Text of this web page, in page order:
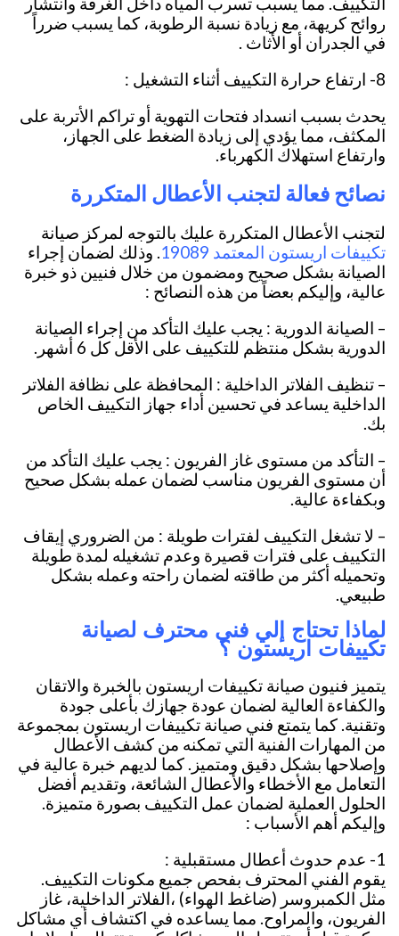
روائح كريهة، مع زيادة نسبة الرطوبة، كما يسبب ضرراً
في الجدران أو الأثاث .
8- ارتفاع حرارة التكييف أثناء التشغيل :
يحدث بسبب انسداد فتحات التهوية أو تراكم الأتربة على
المكثف، مما يؤدي إلى زيادة الضغط على الجهاز،
وارتفاع استهلاك الكهرباء.
نصائح فعالة لتجنب الأعطال المتكررة
لتجنب الأعطال المتكررة عليك بالتوجه لمركز صيانة
تكييفات اريستون المعتمد 19089
. وذلك لضمان إجراء
الصيانة بشكل صحيح ومضمون من خلال فنيين ذو خبرة
عالية، وإليكم بعضاً من هذه النصائح :
– الصيانة الدورية : يجب عليك التأكد من إجراء الصيانة
الدورية بشكل منتظم للتكييف على الأقل كل 6 أشهر.
– تنظيف الفلاتر الداخلية : المحافظة على نظافة الفلاتر
الداخلية يساعد في تحسين أداء جهاز التكييف الخاص
بك.
– التأكد من مستوى غاز الفريون : يجب عليك التأكد من
أن مستوى الفريون مناسب لضمان عمله بشكل صحيح
وبكفاءة عالية.
– لا تشغل التكييف لفترات طويلة : من الضروري إيقاف
التكييف على فترات قصيرة وعدم تشغيله لمدة طويلة
وتحميله أكثر من طاقته لضمان راحته وعمله بشكل
طبيعي.
لماذا تحتاج إلي فني محترف لصيانة
تكييفات اريستون ؟
يتميز فنيون صيانة تكييفات اريستون بالخبرة والاتقان
والكفاءة العالية لضمان عودة جهازك بأعلى جودة
وتقنية. كما يتمتع فني صيانة تكييفات اريستون بمجموعة
من المهارات الفنية التي تمكنه من كشف الأعطال
وإصلاحها بشكل دقيق ومتميز. كما لديهم خبرة عالية في
التعامل مع الأخطاء والأعطال الشائعة، وتقديم أفضل
الحلول العملية لضمان عمل التكييف بصورة متميزة.
وإليكم أهم الأسباب :
1- عدم حدوث أعطال مستقبلية :
يقوم الفني المحترف بفحص جميع مكونات التكييف.
مثل الكمبروسر (ضاغط الهواء) ،الفلاتر الداخلية، غاز
الفريون، والمراوح. مما يساعده في اكتشاف أي مشاكل